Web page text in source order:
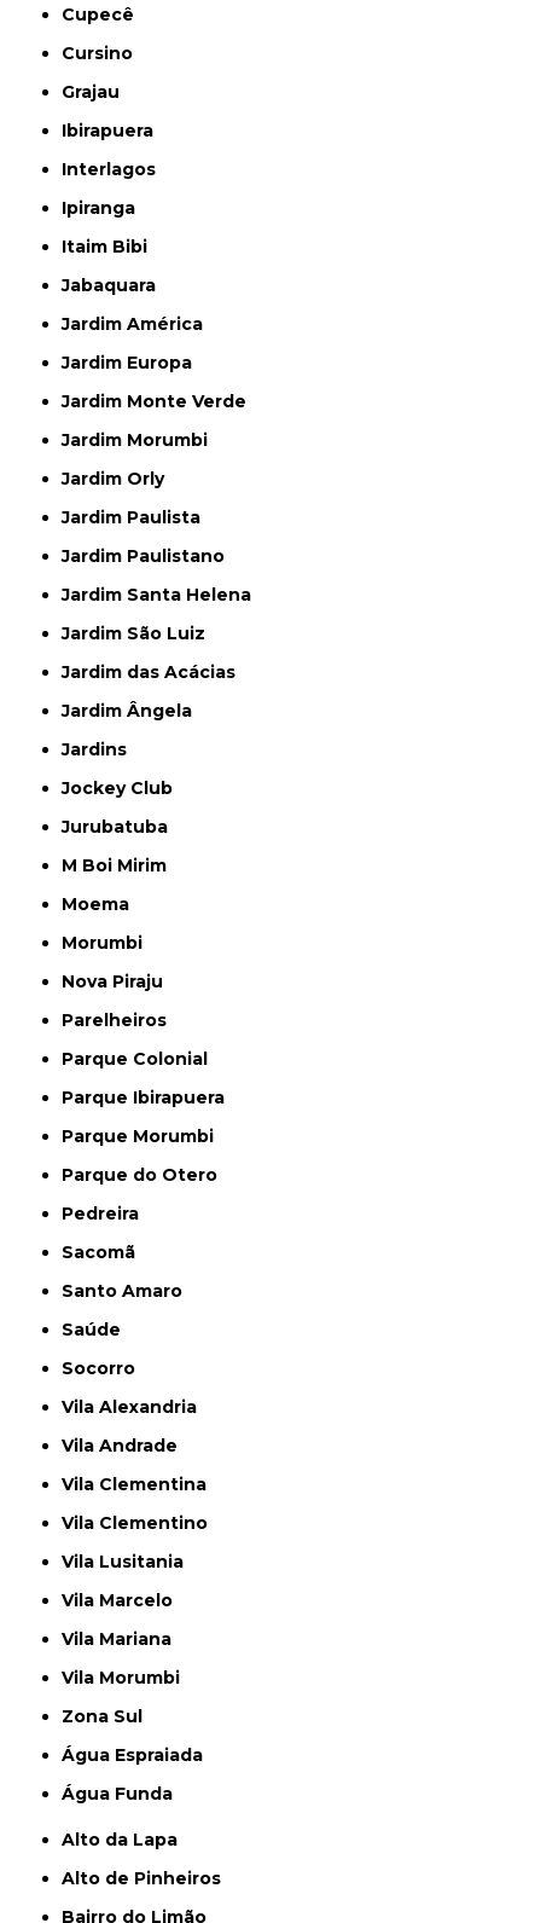
Cupecê
Cursino
Grajau
Ibirapuera
Interlagos
Ipiranga
Itaim Bibi
Jabaquara
Jardim América
Jardim Europa
Jardim Monte Verde
Jardim Morumbi
Jardim Orly
Jardim Paulista
Jardim Paulistano
Jardim Santa Helena
Jardim São Luiz
Jardim das Acácias
Jardim Ângela
Jardins
Jockey Club
Jurubatuba
M Boi Mirim
Moema
Morumbi
Nova Piraju
Parelheiros
Parque Colonial
Parque Ibirapuera
Parque Morumbi
Parque do Otero
Pedreira
Sacomã
Santo Amaro
Saúde
Socorro
Vila Alexandria
Vila Andrade
Vila Clementina
Vila Clementino
Vila Lusitania
Vila Marcelo
Vila Mariana
Vila Morumbi
Zona Sul
Água Espraiada
Água Funda
Alto da Lapa
Alto de Pinheiros
Bairro do Limão